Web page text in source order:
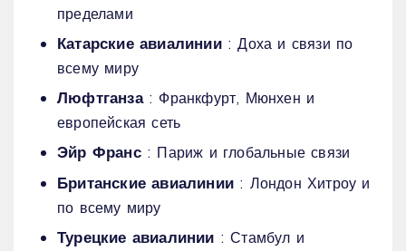
пределами
Катарские авиалинии: Доха и связи по
всему миру
Люфтганза: Франкфурт, Мюнхен и
европейская сеть
Эйр Франс: Париж и глобальные связи
Британские авиалинии : Лондон Хитроу и
по всему миру
Турецкие авиалинии : Стамбул и